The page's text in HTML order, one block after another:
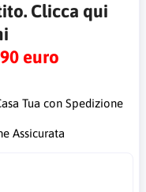
Clicca qui
euro
Tua con Spedizione
Assicurata